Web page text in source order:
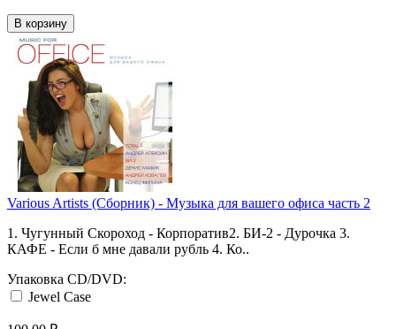
В корзину
Various Artists (Сборник) - Музыка для вашего офиса часть 2
1. Чугунный Скороход - Корпоратив2. БИ-2 - Дурочка 3.
КАФЕ - Если б мне давали рубль 4. Ко..
Упаковка CD/DVD:
Jewel Case